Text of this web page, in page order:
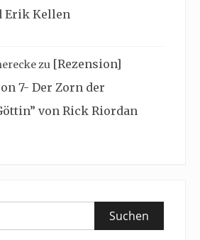
Erik Kellen
zu [Rezension]
7- Der Zorn der
von Rick Riordan